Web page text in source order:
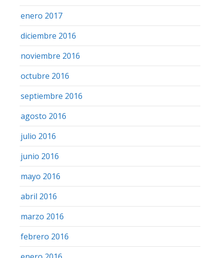
enero 2017
diciembre 2016
noviembre 2016
octubre 2016
septiembre 2016
agosto 2016
julio 2016
junio 2016
mayo 2016
abril 2016
marzo 2016
febrero 2016